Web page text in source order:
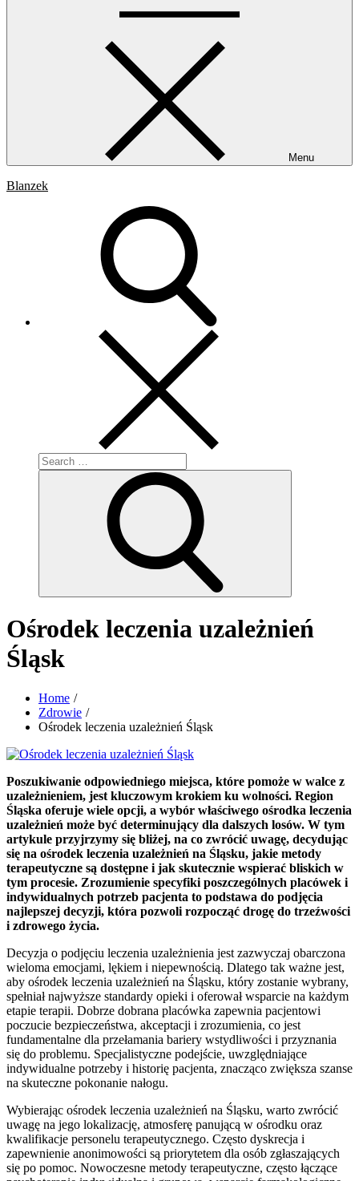
Menu
Blanzek
Search
for:
Ośrodek leczenia uzależnień
Śląsk
Home
Zdrowie
Ośrodek leczenia uzależnień Śląsk
Poszukiwanie odpowiedniego miejsca, które pomoże w walce z
uzależnieniem, jest kluczowym krokiem ku wolności. Region
Śląska oferuje wiele opcji, a wybór właściwego ośrodka leczenia
uzależnień może być determinujący dla dalszych losów. W tym
artykule przyjrzymy się bliżej, na co zwrócić uwagę, decydując
się na ośrodek leczenia uzależnień na Śląsku, jakie metody
terapeutyczne są dostępne i jak skutecznie wspierać bliskich w
tym procesie. Zrozumienie specyfiki poszczególnych placówek i
indywidualnych potrzeb pacjenta to podstawa do podjęcia
najlepszej decyzji, która pozwoli rozpocząć drogę do trzeźwości
i zdrowego życia.
Decyzja o podjęciu leczenia uzależnienia jest zazwyczaj obarczona
wieloma emocjami, lękiem i niepewnością. Dlatego tak ważne jest,
aby ośrodek leczenia uzależnień na Śląsku, który zostanie wybrany,
spełniał najwyższe standardy opieki i oferował wsparcie na każdym
etapie terapii. Dobrze dobrana placówka zapewnia pacjentowi
poczucie bezpieczeństwa, akceptacji i zrozumienia, co jest
fundamentalne dla przełamania bariery wstydliwości i przyznania
się do problemu. Specjalistyczne podejście, uwzględniające
indywidualne potrzeby i historię pacjenta, znacząco zwiększa szanse
na skuteczne pokonanie nałogu.
Wybierając ośrodek leczenia uzależnień na Śląsku, warto zwrócić
uwagę na jego lokalizację, atmosferę panującą w ośrodku oraz
kwalifikacje personelu terapeutycznego. Często dyskrecja i
zapewnienie anonimowości są priorytetem dla osób zgłaszających
się po pomoc. Nowoczesne metody terapeutyczne, często łączące